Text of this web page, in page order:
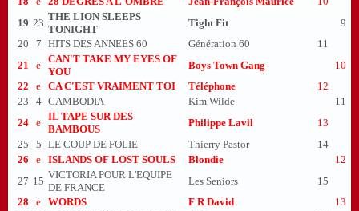
19 23
THE LION SLEEPS
TONIGHT
Tight Fit
9
20
7 HITS DES ANNEES 60 Génération 60
11
21
e
CAN'T TAKE MY EYES OF
YOU
Boys Town Gang
10
22
e CA C'EST VRAIMENT TOI Téléphone
12
23
4 CAMBODIA Kim Wilde
11
24 e
IL TAPE SUR DES
BAMBOUS
Philippe Lavil
13
25
5 LE COUP DE FOLIE Thierry Pastor
14
26
e ISLANDS OF LOST SOULS Blondie
12
27 15
VICTORIA POUR L'EQUIPE
DE FRANCE
Les Seniors
15
28
e WORDS F R David
13